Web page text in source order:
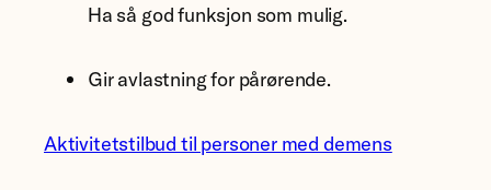
Ha så god funksjon som mulig.
Gir avlastning for pårørende.
Aktivitetstilbud til personer med demens